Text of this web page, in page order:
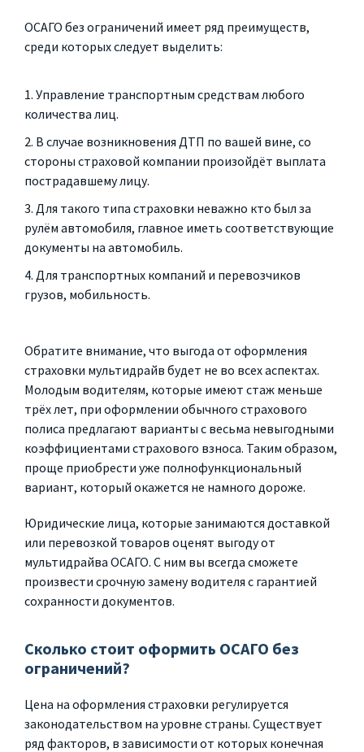
ОСАГО без ограничений имеет ряд преимуществ,
среди которых следует выделить:
Управление транспортным средствам любого
количества лиц.
В случае возникновения ДТП по вашей вине, со
стороны страховой компании произойдёт выплата
пострадавшему лицу.
Для такого типа страховки неважно кто был за
рулём автомобиля, главное иметь соответствующие
документы на автомобиль.
Для транспортных компаний и перевозчиков
грузов, мобильность.
Обратите внимание, что выгода от оформления
страховки мультидрайв будет не во всех аспектах.
Молодым водителям, которые имеют стаж меньше
трёх лет, при оформлении обычного страхового
полиса предлагают варианты с весьма невыгодными
коэффициентами страхового взноса. Таким образом,
проще приобрести уже полнофункциональный
вариант, который окажется не намного дороже.
Юридические лица, которые занимаются доставкой
или перевозкой товаров оценят выгоду от
мультидрайва ОСАГО. С ним вы всегда сможете
произвести срочную замену водителя с гарантией
сохранности документов.
Сколько стоит оформить ОСАГО без
ограничений?
Цена на оформления страховки регулируется
законодательством на уровне страны. Существует
ряд факторов, в зависимости от которых конечная